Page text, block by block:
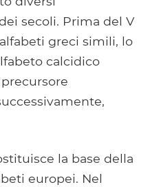
secoli. Prima del V
greci simili, lo
calcidico
la base della
europei. Nel